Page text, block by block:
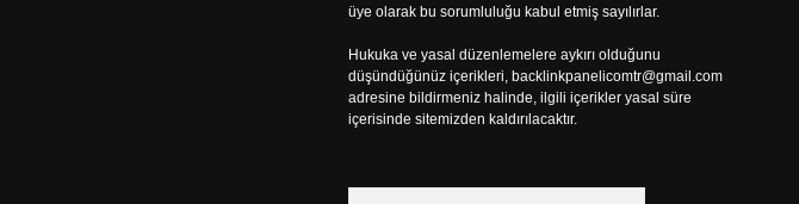
üye olarak bu sorumluluğu kabul etmiş sayılırlar.
Hukuka ve yasal düzenlemelere aykırı olduğunu
düşündüğünüz içerikleri, backlinkpanelicomtr@gmail.com
adresine bildirmeniz halinde, ilgili içerikler yasal süre
içerisinde sitemizden kaldırılacaktır.